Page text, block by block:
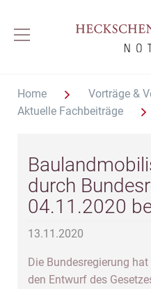
Home
Vorträge &
Aktuelle Fachbeiträge
durch
04.11.2020
13.11.2020
Die Bundesregierung
den Entwurf des